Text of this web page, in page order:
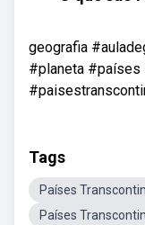
geografia
#planeta
Tags
Países
Países